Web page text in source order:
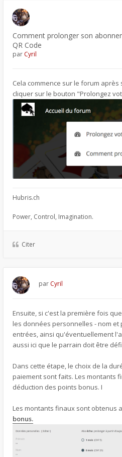
Comment prolonger son
QR Code
par Cyril
Cela commence sur le forum
cliquer sur le bouton "Prolongez
Hubris.ch
Power, Control, Imagination.
Citer
par Cyril
Ensuite, si c'est la première fois
les données personnelles - nom et
entrées, ainsi qu'éventuellement
aussi ici que le parrain doit être
Dans cette étape, le choix de la
paiement sont faits. Les montants
déduction des points bonus. I
Les montants finaux sont obtenus
bonus.